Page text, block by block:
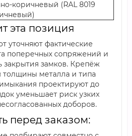
коричневый (RAL 8019
эта позиция
уточняют фактические
поперечных сопряжений и
закрытия замков. Крепёж
толщины металла и типа
проектируют до
уменьшает риск узких
доборов.
перед заказом: